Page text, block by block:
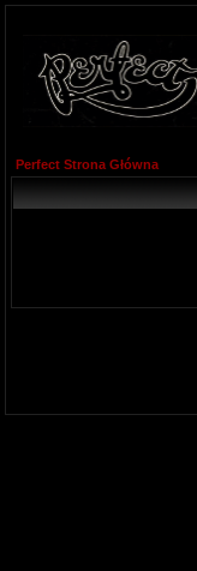
Perfect Strona Główna